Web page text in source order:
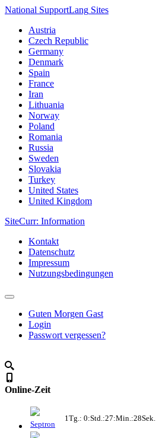
National SupportLang Sites
Austria
Czech Republic
Germany
Denmark
Spain
France
Iran
Lithuania
Norway
Poland
Romania
Russia
Sweden
Slovakia
Turkey
United States
United Kingdom
SiteCurr: Information
Kontakt
Datenschutz
Impressum
Nutzungsbedingungen
Guten Morgen Gast
Login
Passwort vergessen?
Online-Zeit
Septron
1Tg.: 0:Std.:27:Min.:28Sek.